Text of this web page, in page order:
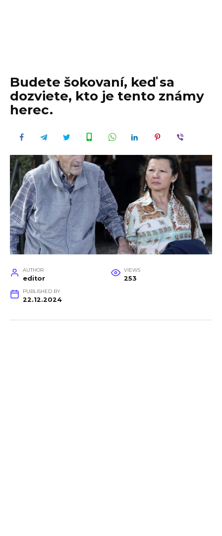
Budete šokovaní, keď sa
dozviete, kto je tento známy
herec.
AUTHOR
editor
VIEWS
253
PUBLISHED BY
22.12.2024